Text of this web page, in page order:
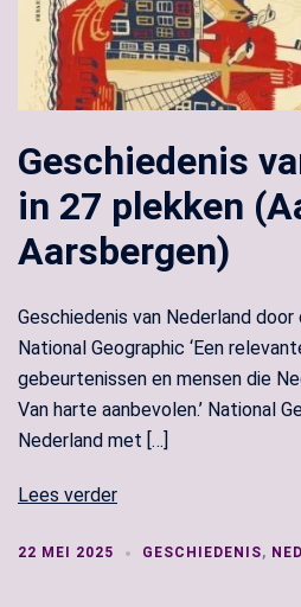
Geschiedenis
in 27 plekken
Aarsbergen)
Geschiedenis van Nederland
National Geographic ‘Een
gebeurtenissen en mensen die
Van harte aanbevolen.’ National
Nederland met […]
Lees verder
22 MEI 2025 GESCHIEDENIS,